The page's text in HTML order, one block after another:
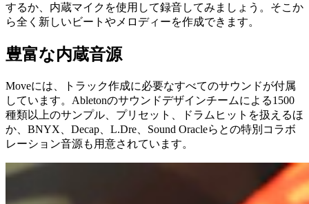
するか、内蔵マイクを使用して録音してみましょう。そこか
ら全く新しいビートやメロディーを作成できます。
豊富な内蔵音源
Moveには、トラック作成に必要なすべてのサウンドが付属
しています。Abletonのサウンドデザインチームによる1500
種類以上のサンプル、プリセット、ドラムヒットを扱えるほ
か、BNYX、Decap、L.Dre、Sound Oracleらとの特別コラボ
レーション音源も用意されています。